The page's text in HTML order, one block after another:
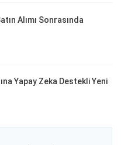
Alımı Sonrasında
Yapay Zeka Destekli Yeni